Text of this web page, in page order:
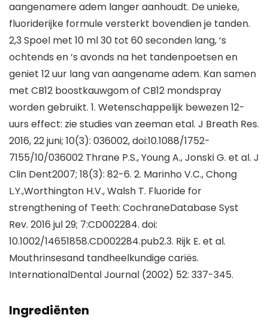
aangenamere adem langer aanhoudt. De unieke,
fluoriderijke formule versterkt bovendien je tanden.
2,3 Spoel met 10 ml 30 tot 60 seconden lang, ‘s
ochtends en ‘s avonds na het tandenpoetsen en
geniet 12 uur lang van aangename adem. Kan samen
met CB12 boostkauwgom of CB12 mondspray
worden gebruikt. 1. Wetenschappelijk bewezen 12-
uurs effect: zie studies van zeeman etal. J Breath Res.
2016, 22 juni; 10(3): 036002, doi:10.1088/1752-
7155/10/036002 Thrane P.S., Young A., Jonski G. et al. J
Clin Dent2007; 18(3): 82-6. 2. Marinho V.C., Chong
L.Y.,Worthington H.V., Walsh T. Fluoride for
strengthening of Teeth: CochraneDatabase Syst
Rev. 2016 jul 29; 7:CD002284. doi:
10.1002/14651858.CD002284.pub2.3. Rijk E. et al.
Mouthrinsesand tandheelkundige cariës.
InternationalDental Journal (2002) 52: 337-345.
Ingrediënten